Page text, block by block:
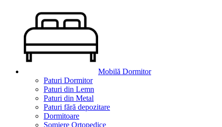
Mobilă Dormitor
Paturi Dormitor
Paturi din Lemn
Paturi din Metal
Paturi fără depozitare
Dormitoare
Somiere Ortopedice